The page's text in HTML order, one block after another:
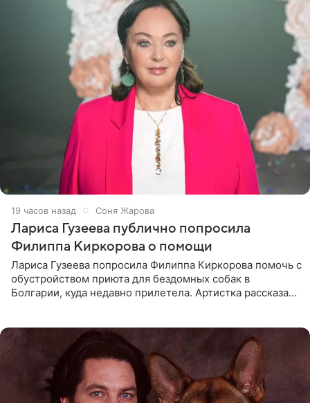
19 часов назад Соня Жарова
Лариса Гузеева публично попросила
Филиппа Киркорова о помощи
Лариса Гузеева попросила Филиппа Киркорова помочь с
обустройством приюта для бездомных собак в
Болгарии, куда недавно прилетела. Артистка рассказала